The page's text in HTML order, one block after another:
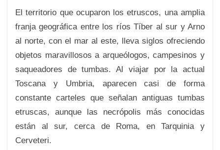
El territorio que ocuparon los etruscos, una amplia
franja geográfica entre los ríos Tíber al sur y Arno
al norte, con el mar al este, lleva siglos ofreciendo
objetos maravillosos a arqueólogos, campesinos y
saqueadores de tumbas. Al viajar por la actual
Toscana y Umbria, aparecen casi de forma
constante carteles que señalan antiguas tumbas
etruscas, aunque las necrópolis más conocidas
están al sur, cerca de Roma, en Tarquinia y
Cerveteri.